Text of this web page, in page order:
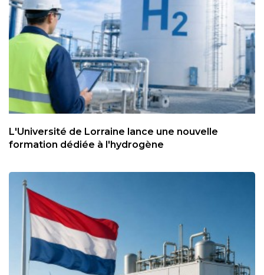
L'Université de Lorraine lance une nouvelle
formation dédiée à l'hydrogène